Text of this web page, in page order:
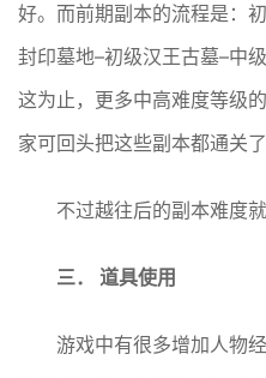
好。而前期副本的流程是：
封印墓地–初级汉王古墓–中
这为止，更多中高难度等级
家可回头把这些副本都通关了
不过越往后的副本难度就
三． 道具使用
游戏中有很多增加人物